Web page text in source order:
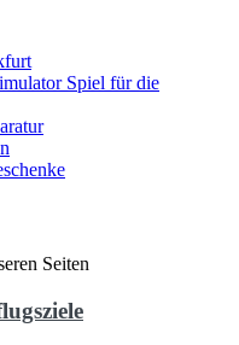
Spiel für die
Seiten